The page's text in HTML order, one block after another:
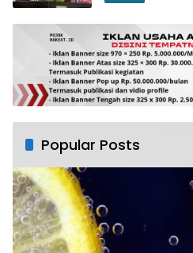
Popular Posts